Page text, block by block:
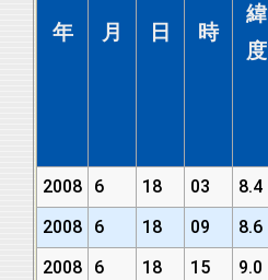
年 月 日 時
緯
度
2008 6 18 03 8.4
2008
6 18 09 8.6
2008
6 18 15 9.0